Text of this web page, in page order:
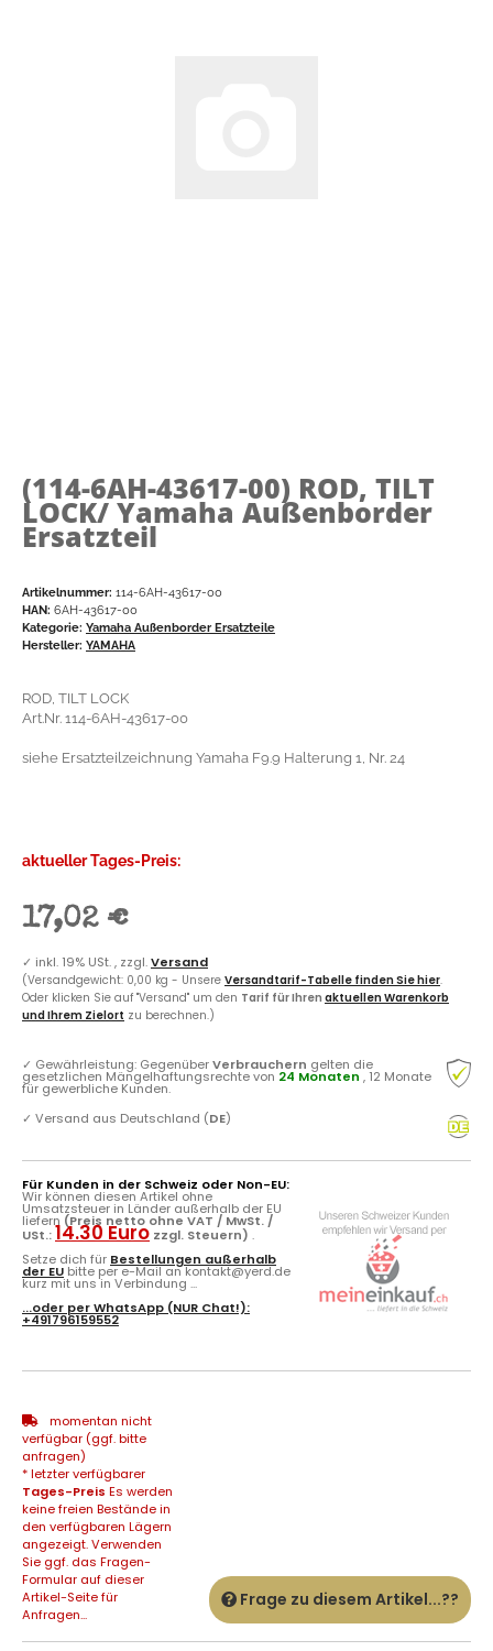
(114-6AH-43617-00) ROD, TILT
LOCK/ Yamaha Außenborder
Ersatzteil
Artikelnummer: 114-6AH-43617-00
HAN: 6AH-43617-00
Kategorie: Yamaha Außenborder Ersatzteile
Hersteller: YAMAHA
ROD, TILT LOCK
Art.Nr. 114-6AH-43617-00
siehe Ersatzteilzeichnung Yamaha F9.9 Halterung 1, Nr. 24
aktueller Tages-Preis:
17,02 €
✓ inkl. 19% USt. , zzgl.Versand
(Versandgewicht: 0,00 kg - Unsere Versandtarif-Tabelle finden Sie hier.
Oder klicken Sie auf "Versand" um den Tarif für Ihren aktuellen Warenkorb
und Ihrem Zielort zu berechnen.)
✓ Gewährleistung: GegenüberVerbrauchern gelten die
gesetzlichen Mängelhaftungsrechte von 24 Monaten , 12 Monate
für gewerbliche Kunden.
✓ Versand aus Deutschland (DE)
Für Kunden in der Schweiz oder Non-EU:
Wir können diesen Artikel ohne
Umsatzsteuer in Länder außerhalb der EU
liefern (Preis netto ohne VAT / MwSt. /
USt.:14.30 Euro zzgl. Steuern) .
Setze dich für Bestellungen außerhalb
der EU bitte per e-Mail an kontakt@yerd.de
kurz mit uns in Verbindung ...
...oder perWhatsApp (NUR Chat!):
+491796159552
momentan nicht
verfügbar (ggf. bitte
anfragen)
* letzter verfügbarer
Tages-Preis Es werden
keine freien Bestände in
den verfügbaren Lägern
angezeigt. Verwenden
Sie ggf. das Fragen-
Formular auf dieser
Artikel-Seite für
Anfragen...
Frage zu diesem Artikel...??